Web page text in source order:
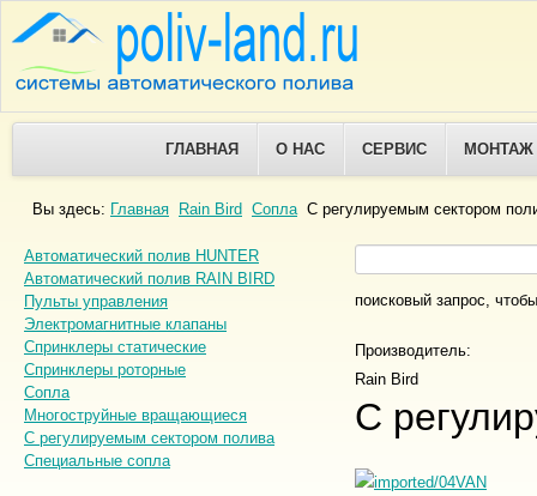
ГЛАВНАЯ О НАС СЕРВИС МОНТАЖ
Вы здесь: Главная Rain Bird Сопла С регулируемым сектором
Автоматический полив HUNTER
Автоматический полив RAIN BIRD
Пульты управления
Электромагнитные клапаны
Спринклеры статические
Спринклеры роторные
Сопла
Многоструйные вращающиеся
С регулируемым сектором полива
Специальные сопла
поисковый запрос,
Производитель:
Rain Bird
С